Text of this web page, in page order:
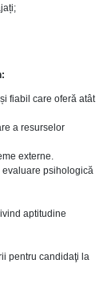
fiabil care oferă atât
a resurselor
externe.
psihologică
aptitudine
pentru candidaţi la